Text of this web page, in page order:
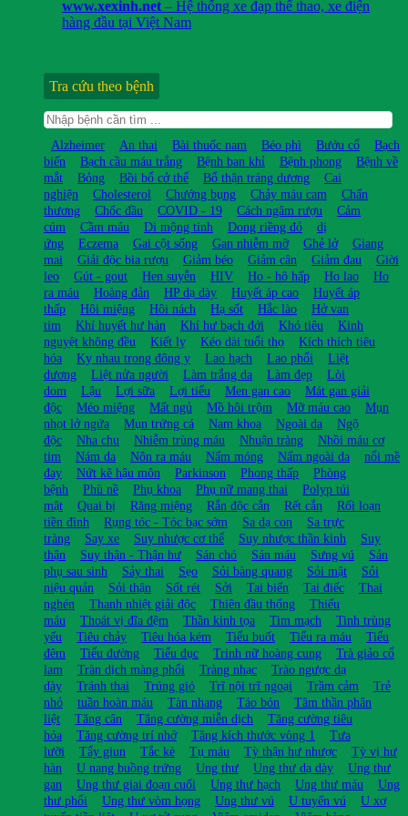
www.xexinh.net – Hệ thống xe đạp thể thao, xe điện
hàng đầu tại Việt Nam
Tra cứu theo bệnh
Alzheimer An thai Bài thuốc nam Béo phì Bướu cổ
Bạch
biến
Bạch cầu máu trắng Bệnh ban khỉ Bệnh phong
Bệnh về
mắt
Bỏng Bồi bổ cở thể Bổ thận tráng dương
Cai
nghiện
Cholesterol Chướng bụng Chảy máu cam
Chấn
thương
Chốc đầu COVID - 19 Cách ngâm rượu
Cảm
cúm
Cầm máu Di mộng tinh Dong riềng đỏ
dị
ứng
Eczema Gai cột sống Gan nhiễm mỡ Ghẻ lở
Giang
mai
Giải độc bia rượu Giảm béo Giảm cân Giảm đau
Giời
leo
Gút - gout Hen suyễn HIV Ho - hô hấp Ho lao
Ho
ra máu
Hoàng đản HP dạ dày Huyết áp cao
Huyết áp
thấp
Hôi miệng Hôi nách Hạ sốt Hắc lào
Hở van
tim
Khí huyết hư hàn Khí hư bạch đới Khó tiêu
Kinh
nguyệt không đều
Kiết lỵ Kéo dài tuổi thọ
Kích thích tiêu
hóa
Kỵ nhau trong đông y Lao hạch Lao phổi
Liệt
dương
Liệt nửa người Làm trắng da Làm đẹp
Lòi
dom
Lậu Lợi sữa Lợi tiểu Men gan cao
Mát gan giải
độc
Méo miệng Mất ngủ Mồ hôi trộm Mỡ máu cao
Mụn
nhọt lở ngứa
Mụn trứng cá Nam khoa Ngoài da
Ngộ
độc
Nha chu Nhiễm trùng máu Nhuận tràng
Nhồi máu cơ
tim
Nám da Nôn ra máu Nấm móng Nấm ngoài da
nổi mề
đay
Nứt kẽ hậu môn Parkinson Phong thấp
Phòng
bệnh
Phù nề Phụ khoa Phụ nữ mang thai
Polyp túi
mật
Quai bị Răng miệng Rắn độc cắn Rết cắn
Rối loạn
tiền đình
Rụng tóc - Tóc bạc sớm Sa dạ con
Sa trực
tràng
Say xe Suy nhược cơ thể Suy nhược thần kinh
Suy
thận
Suy thận - Thận hư Sán chó Sán máu Sưng vú
Sản
phụ sau sinh
Sảy thai Sẹo Sỏi bàng quang Sỏi mật
Sỏi
niệu quản
Sỏi thận Sốt rét Sởi Tai biến Tai điếc
Thai
nghén
Thanh nhiệt giải độc Thiên đầu thống
Thiếu
máu
Thoát vị đĩa đệm Thần kinh tọa Tim mạch
Tinh trùng
yếu
Tiêu chảy Tiêu hóa kém Tiểu buốt Tiểu ra máu
Tiểu
đêm
Tiểu đường Tiểu đục Trinh nữ hoàng cung
Trà giảo cổ
lam
Tràn dịch màng phổi Tràng nhạc
Trào ngược dạ
dày
Tránh thai Trúng gió Trĩ nội trĩ ngoại Trầm cảm
Trẻ
nhỏ
tuần hoàn máu Tàn nhang Táo bón
Tâm thần phân
liệt
Tăng cân Tăng cường miễn dịch
Tăng cường tiêu
hóa
Tăng cường trí nhớ Tăng kích thước vòng 1
Tưa
lưỡi
Tẩy giun Tắc kè Tụ máu Tỳ thận hư nhược
Tỳ vị hư
hàn
U nang buồng trứng Ung thư Ung thư dạ dày
Ung thư
gan
Ung thư giai đoạn cuối Ung thư hạch Ung thư máu
Ung
thư phổi
Ung thư vòm họng Ung thư vú U tuyến vú
U xơ